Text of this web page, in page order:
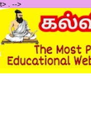
t> -->